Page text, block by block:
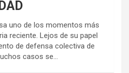
uno de los momentos más
reciente. Lejos de su papel
de defensa colectiva de
casos se...